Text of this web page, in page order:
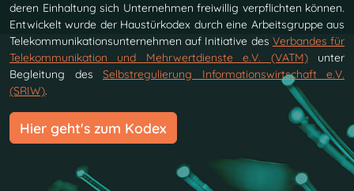
deren Einhaltung sich Unternehmen freiwillig verpflichten können.
Entwickelt wurde der Haustürkodex durch eine Arbeitsgruppe aus
Telekommunikationsunternehmen auf Initiative des Verbandes für
Telekommunikation und Mehrwertdienste e.V. (VATM)unter
Begleitung des Selbstregulierung Informationswirtschaft e.V.
(SRIW).
Hier geht's zum Kodex